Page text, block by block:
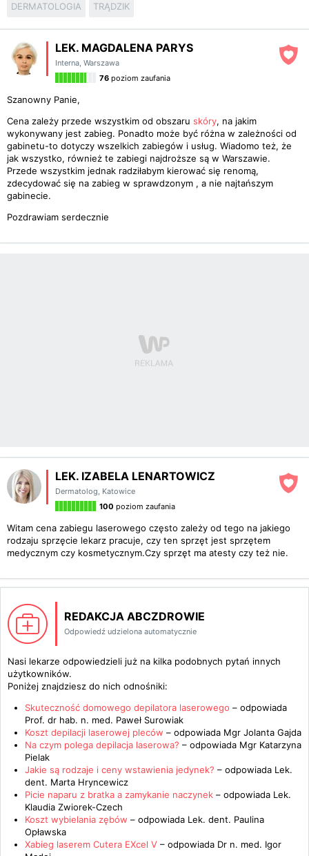
DERMATOLOGIA TRĄDZIK
LEK. MAGDALENA PARYS
Interna, Warszawa
76 poziom zaufania
Szanowny Panie,
Cena zależy przede wszystkim od obszaru skóry, na jakim
wykonywany jest zabieg. Ponadto może być różna w zależności od
gabinetu-to dotyczy wszelkich zabiegów i usług. Wiadomo też, że
jak wszystko, również te zabiegi najdroższe są w Warszawie.
Przede wszystkim jednak radziłabym kierować się renomą,
zdecydować się na zabieg w sprawdzonym , a nie najtańszym
gabinecie.
Pozdrawiam serdecznie
LEK. IZABELA LENARTOWICZ
Dermatolog, Katowice
100 poziom zaufania
Witam cena zabiegu laserowego często zależy od tego na jakiego
rodzaju sprzęcie lekarz pracuje, czy ten sprzęt jest sprzętem
medycznym czy kosmetycznym.Czy sprzęt ma atesty czy też nie.
REDAKCJA ABCZDROWIE
Odpowiedź udzielona automatycznie
Nasi lekarze odpowiedzieli już na kilka podobnych pytań innych
użytkowników.
Poniżej znajdziesz do nich odnośniki:
Skuteczność domowego depilatora laserowego – odpowiada
Prof. dr hab. n. med. Paweł Surowiak
Koszt depilacji laserowej pleców – odpowiada Mgr Jolanta Gajda
Na czym polega depilacja laserowa? – odpowiada Mgr Katarzyna
Pielak
Jakie są rodzaje i ceny wstawienia jedynek? – odpowiada Lek.
dent. Marta Hryncewicz
Picie naparu z bratka a zamykanie naczynek – odpowiada Lek.
Klaudia Zwiorek-Czech
Koszt wybielania zębów – odpowiada Lek. dent. Paulina
Opławska
Xabieg laserem Cutera EXcel V – odpowiada Dr n. med. Igor